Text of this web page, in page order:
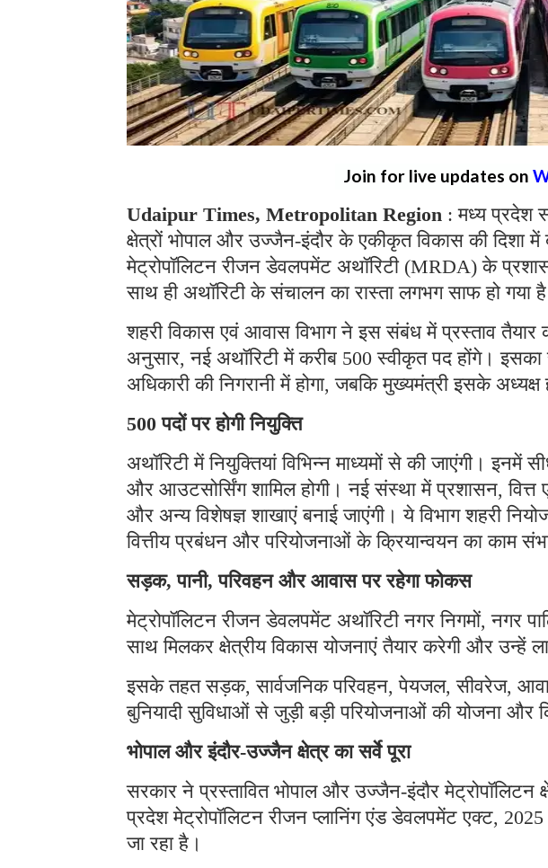
Join for live updates on
Udaipur Times, Metropolitan Region : मध्य प्रदेश
क्षेत्रों भोपाल और उज्जैन-इंदौर के एकीकृत विकास की दिशा
मेट्रोपॉलिटन रीजन डेवलपमेंट अथॉरिटी (MRDA) के
साथ ही अथॉरिटी के संचालन का रास्ता लगभग साफ हो गया
शहरी विकास एवं आवास विभाग ने इस संबंध में प्रस्ताव
अनुसार, नई अथॉरिटी में करीब 500 स्वीकृत पद होंगे।
अधिकारी की निगरानी में होगा, जबकि मुख्यमंत्री इसके अध्यक्ष
500 पदों पर होगी नियुक्ति
अथॉरिटी में नियुक्तियां विभिन्न माध्यमों से की जाएंगी। इनमें
और आउटसोर्सिंग शामिल होगी। नई संस्था में प्रशासन,
और अन्य विशेषज्ञ शाखाएं बनाई जाएंगी। ये विभाग शहरी
वित्तीय प्रबंधन और परियोजनाओं के क्रियान्वयन का काम
सड़क, पानी, परिवहन और आवास पर रहेगा फोकस
मेट्रोपॉलिटन रीजन डेवलपमेंट अथॉरिटी नगर निगमों, नगर
साथ मिलकर क्षेत्रीय विकास योजनाएं तैयार करेगी और उन्हें
इसके तहत सड़क, सार्वजनिक परिवहन, पेयजल, सीवरेज,
बुनियादी सुविधाओं से जुड़ी बड़ी परियोजनाओं की योजना और
भोपाल और इंदौर-उज्जैन क्षेत्र का सर्वे पूरा
सरकार ने प्रस्तावित भोपाल और उज्जैन-इंदौर मेट्रोपॉलिटन
प्रदेश मेट्रोपॉलिटन रीजन प्लानिंग एंड डेवलपमेंट एक्ट,
जा रहा है।